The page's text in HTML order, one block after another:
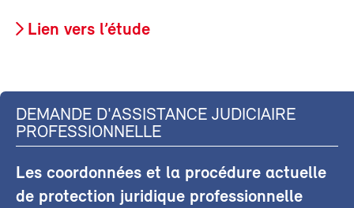
Lien vers l’étude
DEMANDE D'ASSISTANCE JUDICIAIRE
PROFESSIONNELLE
Les coordonnées et la procédure actuelle
de protection juridique professionnelle